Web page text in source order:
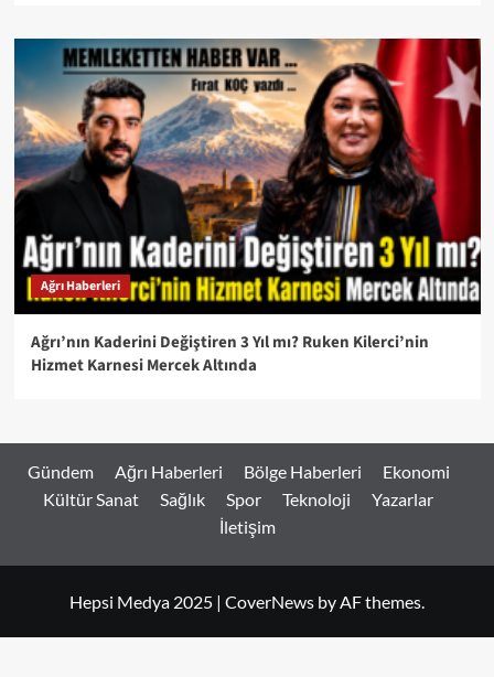
Ağrı Haberleri
Ağrı’nın Kaderini Değiştiren 3 Yıl mı? Ruken Kilerci’nin
Hizmet Karnesi Mercek Altında
Gündem Ağrı Haberleri Bölge Haberleri
Ekonomi
Kültür Sanat
Sağlık Spor Teknoloji
Yazarlar
İletişim
Hepsi Medya 2025 | CoverNews by AF themes.